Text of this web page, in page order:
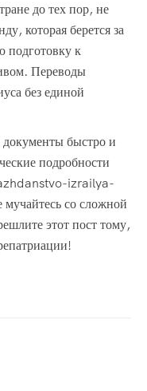
до тех пор, не
которая берется за
подготовку к
Переводы
без единой
быстро и
подробности
izrailya-
со сложной
этот пост тому,